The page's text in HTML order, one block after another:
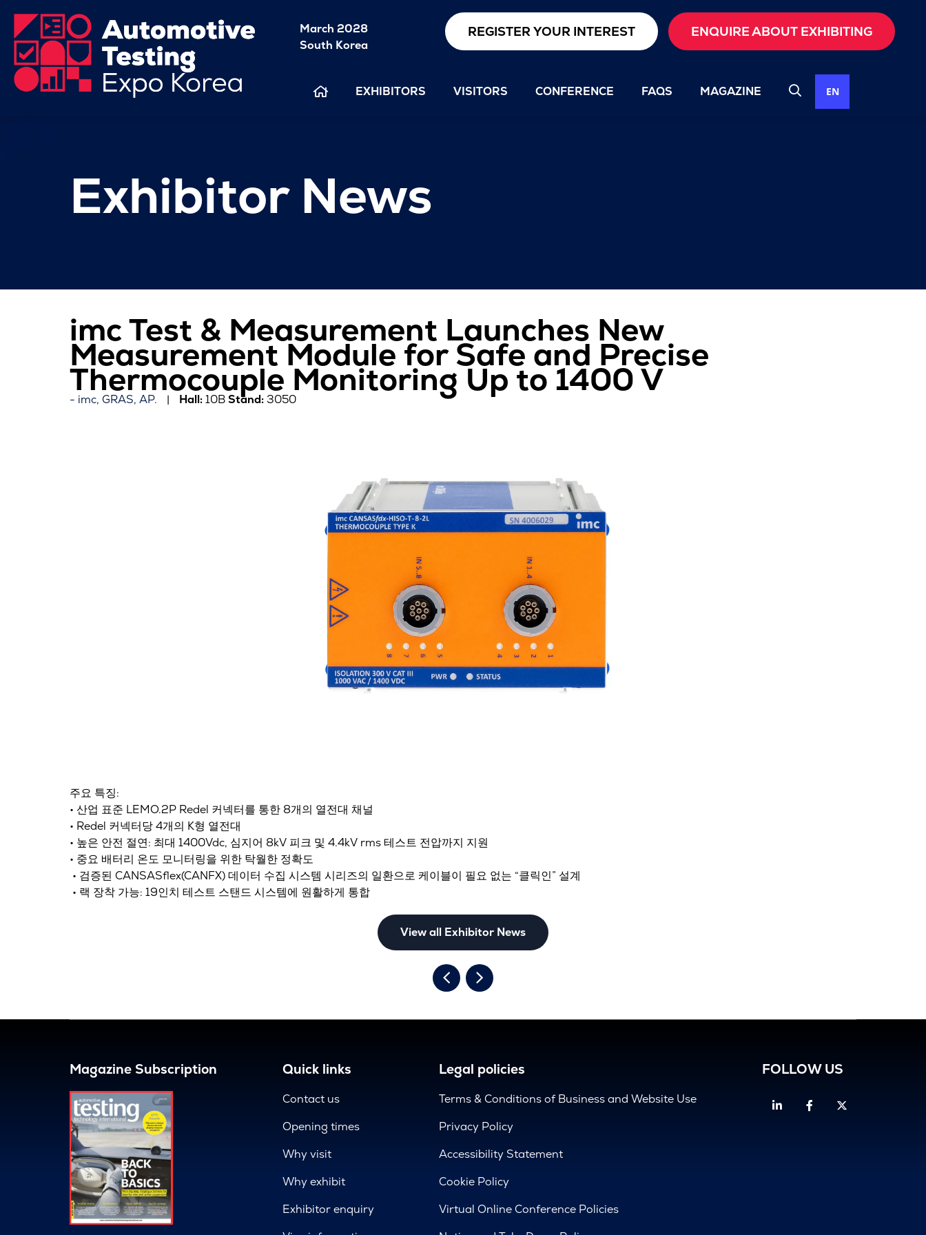
March 2028
South Korea
REGISTER YOUR INTEREST ENQUIRE ABOUT EXHIBITING
EXHIBITORS VISITORS CONFERENCE FAQS MAGAZINE EN
Exhibitor News
imc Test & Measurement Launches New
Measurement Module for Safe and Precise
Thermocouple Monitoring Up to 1400 V
imc, GRAS, AP. Hall:10BStand:3050
주요 특징:
• 산업 표준 LEMO.2P Redel 커넥터를 통한 8개의 열전대 채널
• Redel 커넥터당 4개의 K형 열전대
• 높은 안전 절연: 최대 1400Vdc, 심지어 8kV 피크 및 4.4kV rms 테스트 전압까지 지원
• 중요 배터리 온도 모니터링을 위한 탁월한 정확도
• 검증된 CANSASflex(CANFX) 데이터 수집 시스템 시리즈의 일환으로 케이블이 필요 없는 “클릭인” 설계
• 랙 장착 가능: 19인치 테스트 스탠드 시스템에 원활하게 통합
View all Exhibitor News
Magazine Subscription Quick links
Contact us
Opening times
Why visit
Why exhibit
Exhibitor enquiry
Legal policies
Terms & Conditions of Business and Website Use
Privacy Policy
Accessibility Statement
Cookie Policy
Virtual Online Conference Policies
FOLLOW US
LinkedinFacebook